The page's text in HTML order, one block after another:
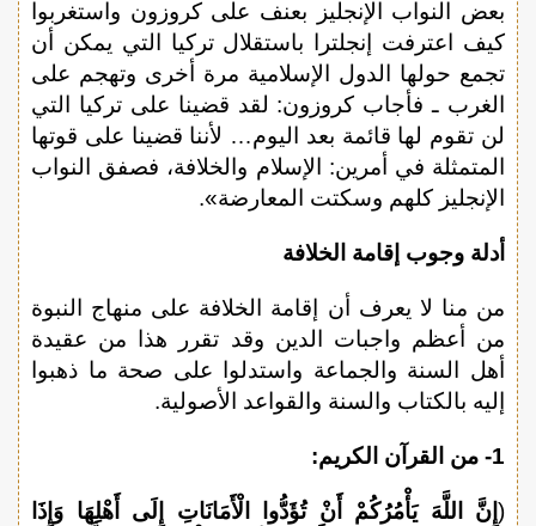
بعض النواب الإنجليز بعنف على كروزون واستغربوا
كيف اعترفت إنجلترا باستقلال تركيا التي يمكن أن
تجمع حولها الدول الإسلامية مرة أخرى وتهجم على
الغرب ـ فأجاب كروزون: لقد قضينا على تركيا التي
لن تقوم لها قائمة بعد اليوم… لأننا قضينا على قوتها
المتمثلة في أمرين: الإسلام والخلافة، فصفق النواب
الإنجليز كلهم وسكتت المعارضة».
أدلة وجوب إقامة الخلافة
من منا لا يعرف أن إقامة الخلافة على منهاج النبوة
من أعظم واجبات الدين وقد تقرر هذا من عقيدة
أهل السنة والجماعة واستدلوا على صحة ما ذهبوا
إليه بالكتاب والسنة والقواعد الأصولية.
1- من القرآن الكريم:
( إِنَّ اللَّهَ يَأْمُرُكُمْ أَنْ تُؤَدُّوا الْأَمَانَاتِ إِلَى أَهْلِهَا وَإِذَا